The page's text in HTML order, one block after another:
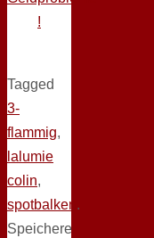
!
Tagged
3-
flammig,
lalumie
colin,
spotbalken .
Speichere